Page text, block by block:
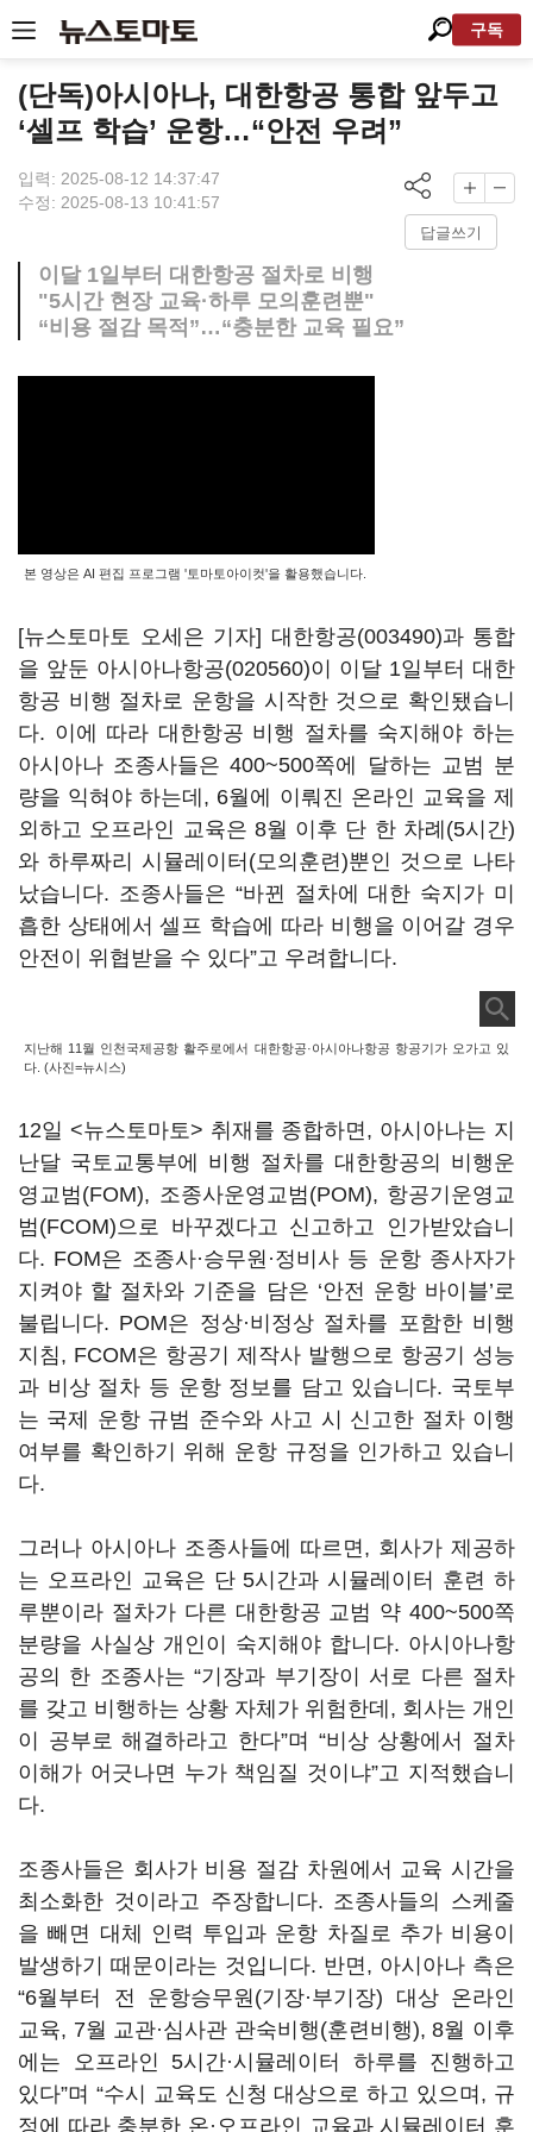
구독
(단독)아시아나, 대한항공 통합 앞두고
‘셀프 학습’ 운항…“안전 우려”
입력: 2025-08-12 14:37:47
수정: 2025-08-13 10:41:57
답글쓰기
이달 1일부터 대한항공 절차로 비행
"5시간 현장 교육·하루 모의훈련뿐"
“비용 절감 목적”…“충분한 교육 필요”
본 영상은 AI 편집 프로그램 '토마토아이컷'을 활용했습니다.
[뉴스토마토 오세은 기자] 대한항공(003490)과 통합
을 앞둔 아시아나항공(020560)이 이달 1일부터 대한
항공 비행 절차로 운항을 시작한 것으로 확인됐습니
다. 이에 따라 대한항공 비행 절차를 숙지해야 하는
아시아나 조종사들은 400~500쪽에 달하는 교범 분
량을 익혀야 하는데, 6월에 이뤄진 온라인 교육을 제
외하고 오프라인 교육은 8월 이후 단 한 차례(5시간)
와 하루짜리 시뮬레이터(모의훈련)뿐인 것으로 나타
났습니다. 조종사들은 “바뀐 절차에 대한 숙지가 미
흡한 상태에서 셀프 학습에 따라 비행을 이어갈 경우
안전이 위협받을 수 있다”고 우려합니다.
지난해 11월 인천국제공항 활주로에서 대한항공·아시아나항공 항공기가 오가고 있
다. (사진=뉴시스)
12일 <뉴스토마토> 취재를 종합하면, 아시아나는 지
난달 국토교통부에 비행 절차를 대한항공의 비행운
영교범(FOM), 조종사운영교범(POM), 항공기운영교
범(FCOM)으로 바꾸겠다고 신고하고 인가받았습니
다. FOM은 조종사·승무원·정비사 등 운항 종사자가
지켜야 할 절차와 기준을 담은 ‘안전 운항 바이블’로
불립니다. POM은 정상·비정상 절차를 포함한 비행
지침, FCOM은 항공기 제작사 발행으로 항공기 성능
과 비상 절차 등 운항 정보를 담고 있습니다. 국토부
는 국제 운항 규범 준수와 사고 시 신고한 절차 이행
여부를 확인하기 위해 운항 규정을 인가하고 있습니
다.
그러나 아시아나 조종사들에 따르면, 회사가 제공하
는 오프라인 교육은 단 5시간과 시뮬레이터 훈련 하
루뿐이라 절차가 다른 대한항공 교범 약 400~500쪽
분량을 사실상 개인이 숙지해야 합니다. 아시아나항
공의 한 조종사는 “기장과 부기장이 서로 다른 절차
를 갖고 비행하는 상황 자체가 위험한데, 회사는 개인
이 공부로 해결하라고 한다”며 “비상 상황에서 절차
이해가 어긋나면 누가 책임질 것이냐”고 지적했습니
다.
조종사들은 회사가 비용 절감 차원에서 교육 시간을
최소화한 것이라고 주장합니다. 조종사들의 스케줄
을 빼면 대체 인력 투입과 운항 차질로 추가 비용이
발생하기 때문이라는 것입니다. 반면, 아시아나 측은
“6월부터 전 운항승무원(기장·부기장) 대상 온라인
교육, 7월 교관·심사관 관숙비행(훈련비행), 8월 이후
에는 오프라인 5시간·시뮬레이터 하루를 진행하고
있다”며 “수시 교육도 신청 대상으로 하고 있으며, 규
정에 따라 충분한 온·오프라인 교육과 시뮬레이터 훈